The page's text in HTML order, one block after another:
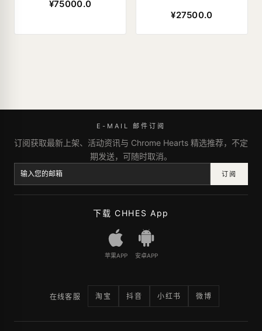
¥75000.0
¥27500.0
E-MAIL 邮件订阅
订阅获取最新上架、活动资讯与 Chrome Hearts 精选推荐，不定
期发送，可随时取消。
订阅
下载 CHHES App
苹果APP 安卓APP
在线客服 淘宝 抖音 小红书 微博